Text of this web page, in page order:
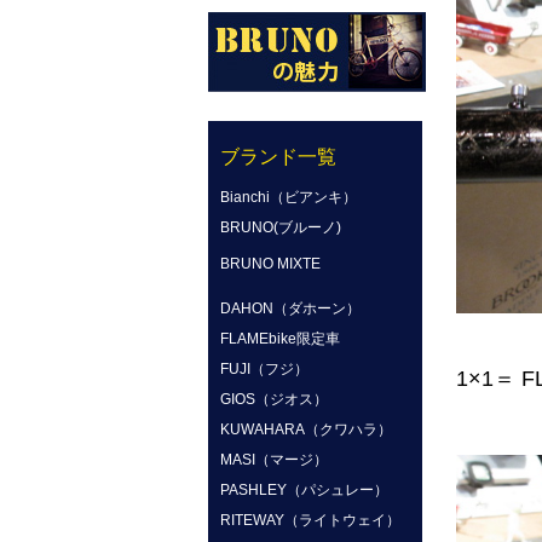
ブランド一覧
Bianchi（ビアンキ）
BRUNO(ブルーノ)
BRUNO MIXTE
DAHON（ダホーン）
FLAMEbike限定車
FUJI（フジ）
GIOS（ジオス）
KUWAHARA（クワハラ）
MASI（マージ）
PASHLEY（パシュレー）
RITEWAY（ライトウェイ）
1×1＝